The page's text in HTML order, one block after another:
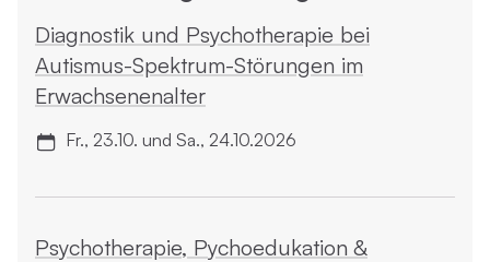
Diagnostik und Psycho­therapie bei
Autismus-Spektrum-Störungen im
Erwachsenenalter
Fr., 23.10. und Sa., 24.10.2026
Psycho­therapie, Pychoedukation &